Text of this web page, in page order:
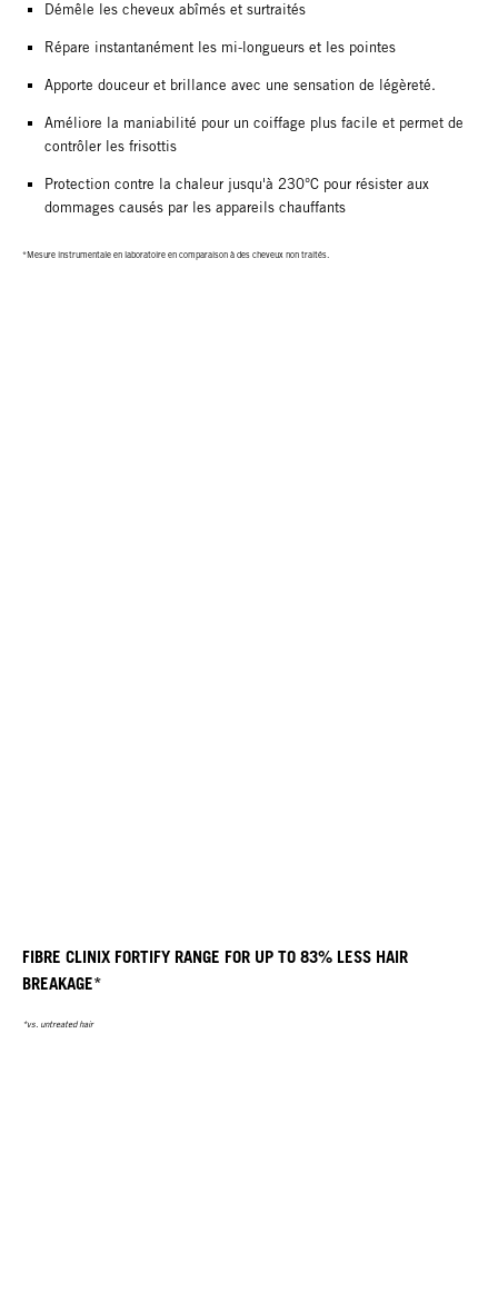
Démêle les cheveux abîmés et surtraités
Répare instantanément les mi-longueurs et les pointes
Apporte douceur et brillance avec une sensation de légèreté.
Améliore la maniabilité pour un coiffage plus facile et permet de
contrôler les frisottis
Protection contre la chaleur jusqu'à 230°C pour résister aux
dommages causés par les appareils chauffants
*Mesure instrumentale en laboratoire en comparaison à des cheveux non traités.
FIBRE CLINIX FORTIFY RANGE FOR UP TO 83% LESS HAIR
BREAKAGE*
*vs. untreated hair